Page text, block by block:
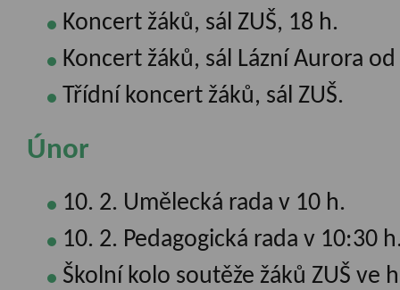
Koncert žáků, sál ZUŠ, 18 h.
Koncert žáků, sál Lázní Aurora
Třídní koncert žáků, sál ZUŠ.
Únor
10. 2. Umělecká rada v 10 h.
10. 2. Pedagogická rada v 10:30
Školní kolo soutěže žáků ZUŠ ve